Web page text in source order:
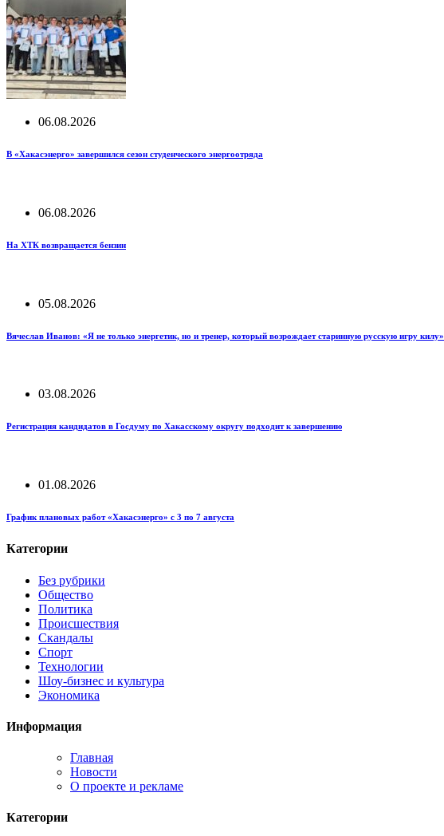
06.08.2026
В «Хакасэнерго» завершился сезон студенческого энергоотряда
06.08.2026
На ХТК возвращается бензин
05.08.2026
Вячеслав Иванов: «Я не только энергетик, но и тренер, который возрождает старинную русскую игру килу»
03.08.2026
Регистрация кандидатов в Госдуму по Хакасскому округу подходит к завершению
01.08.2026
График плановых работ «Хакасэнерго» с 3 по 7 августа
Категории
Без рубрики
Общество
Политика
Происшествия
Скандалы
Спорт
Технологии
Шоу-бизнес и культура
Экономика
Информация
Главная
Новости
О проекте и рекламе
Категории